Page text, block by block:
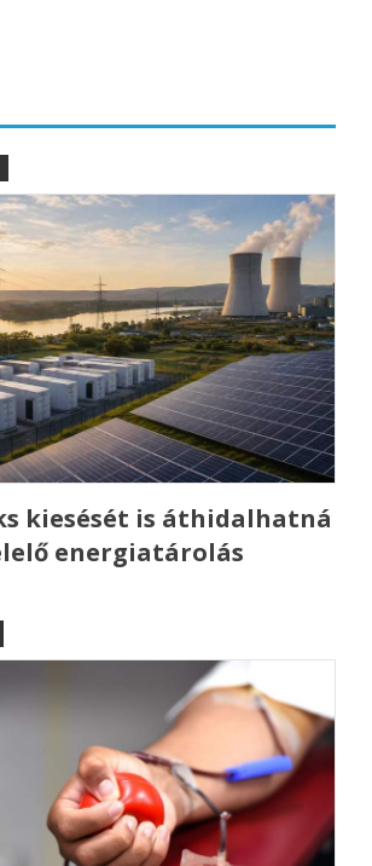
kiesését is áthidalhatná
energiatárolás